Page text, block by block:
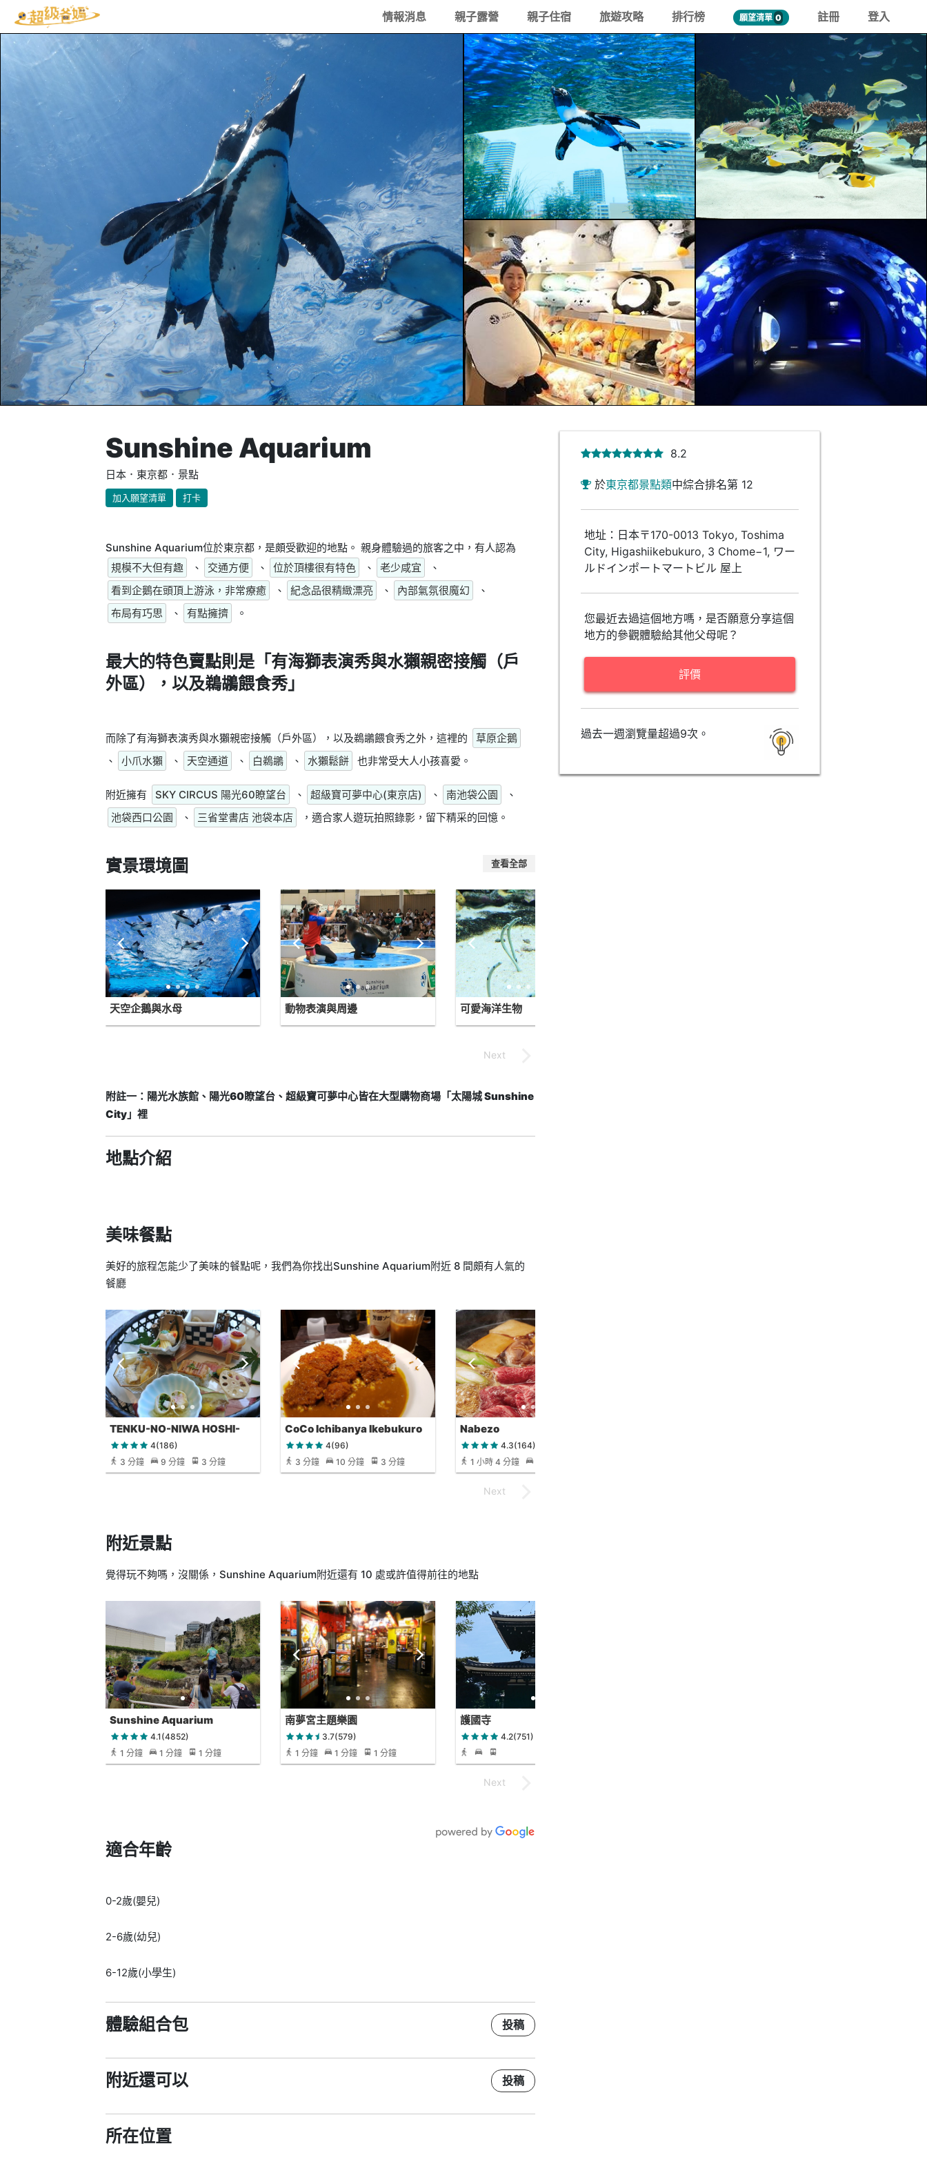
情報消息 親子露營 親子住宿 旅遊攻略 排行榜 願望清單 0 註冊 登入
Sunshine Aquarium
日本．東京都．景點
加入願望清單 打卡
Sunshine Aquarium位於東京都，是頗受歡迎的地點。 親身體驗過的旅客之中，有人認為
規模不大但有趣
、 交通方便 、 位於頂樓很有特色 、 老少咸宜
、
看到企鵝在頭頂上游泳，非常療癒
、 紀念品很精緻漂亮 、 內部氣氛很魔幻
、
布局有巧思
、 有點擁擠 。
最大的特色賣點則是「有海獅表演秀與水獺親密接觸（戶
外區），以及鵜鶘餵食秀」
而除了有海獅表演秀與水獺親密接觸（戶外區），以及鵜鶘餵食秀之外，這裡的
草原企鵝
、
小爪水獺 、 天空通道 、 白鵜鶘 、 水獺鬆餅 也非常受大人小孩喜愛。
附近擁有 SKY CIRCUS 陽光60瞭望台 、 超級寶可夢中心(東京店) 、 南池袋公園
、
池袋西口公園
、 三省堂書店 池袋本店 ，適合家人遊玩拍照錄影，留下精采的回憶。
實景環境圖 查看全部
天空企鵝與水母 動物表演與周邊 可愛海洋生物
附註一：陽光水族館、陽光60瞭望台、超級寶可夢中心皆在大型購物商場「太陽城 Sunshine
City」裡
地點介紹
美味餐點
美好的旅程怎能少了美味的餐點呢，我們為你找出Sunshine Aquarium附近 8 間頗有人氣的
餐廳
TENKU-NO-NIWA HOSHI-
NO-NARU-KI
4(186)
3 分鐘
9 分鐘 3 分鐘
CoCo Ichibanya Ikebukuro
Sunshine City
4(96)
3 分鐘
10 分鐘 3 分鐘
Nabezo
4.3(164)
1 小時 4 分鐘
附近景點
覺得玩不夠嗎，沒關係，Sunshine Aquarium附近還有 10 處或許值得前往的地點
Sunshine Aquarium
4.1(4852)
1 分鐘
1 分鐘 1 分鐘
南夢宮主題樂園
3.7(579)
1 分鐘
1 分鐘 1 分鐘
護國寺
4.2(751)
適合年齡
0-2歲(嬰兒)
2-6歲(幼兒)
6-12歲(小學生)
體驗組合包 投稿
附近還可以 投稿
所在位置
8.2
於東京都景點類中綜合排名第 12
地址：日本〒170-0013 Tokyo, Toshima
City, Higashiikebukuro, 3 Chome−1, ワー
ルドインポートマートビル 屋上
您最近去過這個地方嗎，是否願意分享這個
地方的參觀體驗給其他父母呢？
評價
過去一週瀏覽量超過9次。